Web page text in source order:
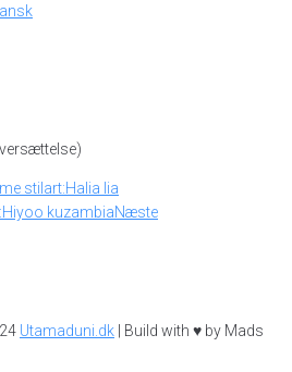
stilart:Halia lia
Hiyoo kuzambiaNæste
Utamaduni.dk | Build with ♥ by Mads